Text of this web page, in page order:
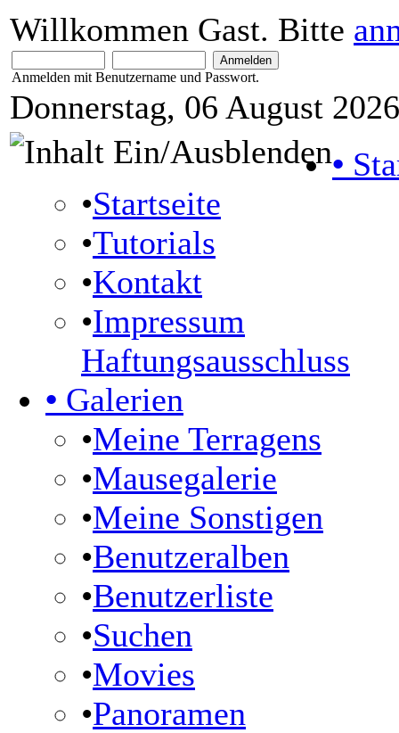
Willkommen Gast. Bitte
Anmelden mit Benutzername und Passwort.
Donnerstag, 06 August
•
•Startseite
•Tutorials
•Kontakt
•Impressum
Haftungsausschluss
• Galerien
•Meine Terragens
•Mausegalerie
•Meine Sonstigen
•Benutzeralben
•Benutzerliste
•Suchen
•Movies
•Panoramen